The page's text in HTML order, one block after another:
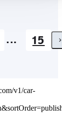
... 15
v1/car-